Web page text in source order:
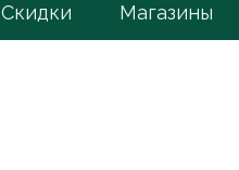
Скидки Магазины